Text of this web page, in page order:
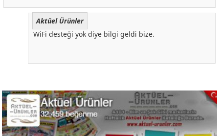
Aktüel Ürünler
WiFi desteği yok diye bilgi geldi bize.